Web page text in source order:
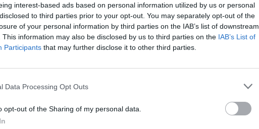
interest-based ads based on personal information utilized by us or personal
to third parties prior to your opt-out. You may separately opt-out of the
of your personal information by third parties on the IAB’s list of downstream
This information may also be disclosed by us to third parties on the IAB’s List of
Participants that may further disclose it to other third parties.
Data Processing Opt Outs
opt-out of the Sharing of my personal data.
en continuant de mélanger. Laissez reposer la
afin que la texture devienne parfaitement homogène.
avec de l’huile de tournesol à l’aide d’un
de pâte pour chaque crêpe. Laissez cuire quelques
coloration dorée. Servez aussitôt.
crêpes à la Chandeleur
de la fête de la Chandeleur, vous pouvez varier les